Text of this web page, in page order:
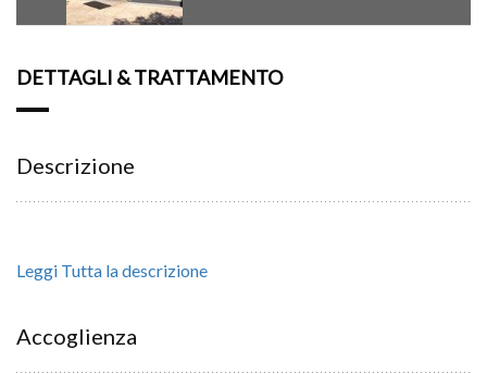
DETTAGLI & TRATTAMENTO
Descrizione
Leggi Tutta la descrizione
Accoglienza